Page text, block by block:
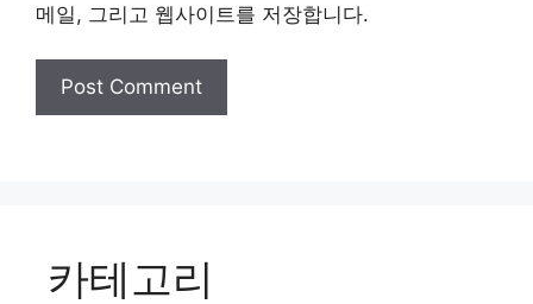
메일, 그리고 웹사이트를 저장합니다.
카테고리